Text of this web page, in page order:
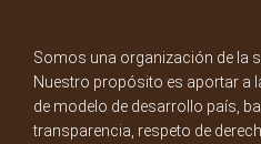
Somos una organización de la
Nuestro propósito es aportar a
de modelo de desarrollo país,
transparencia, respeto de